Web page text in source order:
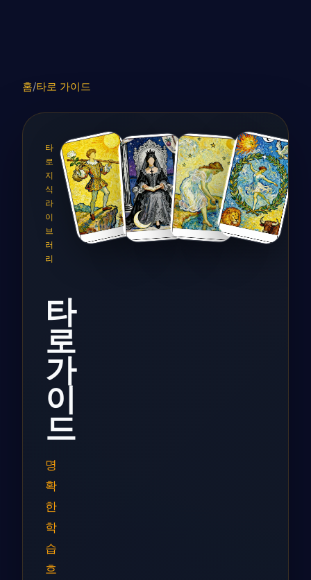
홈/타로 가이드
타
로
지
식
라
이
브
러
리
타
로
가
이
드
명
확
한
학
습
흐